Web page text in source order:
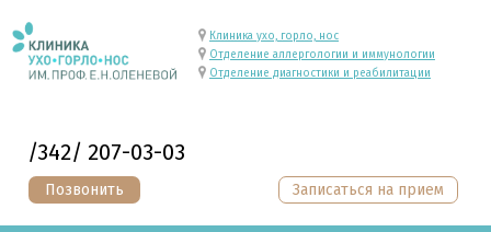
/342/ 207-03-03
Позвонить
Клиника ухо, горло, нос
Отделение аллергологии и иммунологии
Отделение диагностики и реабилитации
Записаться на прием